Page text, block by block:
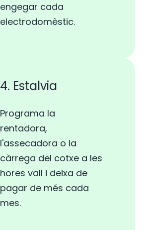
engegar cada
electrodomèstic.
4. Estalvia
Programa la
rentadora,
l'assecadora o la
càrrega del cotxe a les
hores vall i deixa de
pagar de més cada
mes.